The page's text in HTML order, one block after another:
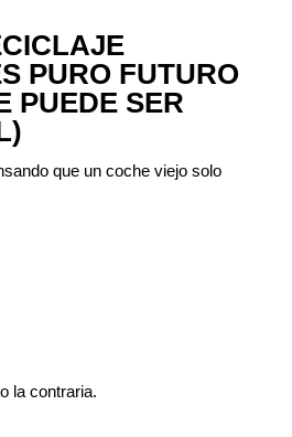
PURO FUTURO
PUEDE SER
que un coche viejo solo
la contraria.